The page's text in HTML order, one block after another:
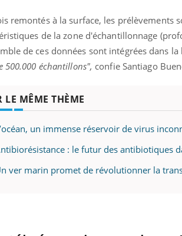
remontés à la surface, les prélèvements
de la zone d'échantillonnage
de ces données sont intégrées dans
500.000 échantillons", confie Santiago
LE MÊME THÈME
un immense réservoir de virus
: le futur des antibiotiques
ver marin promet de révolutionner la